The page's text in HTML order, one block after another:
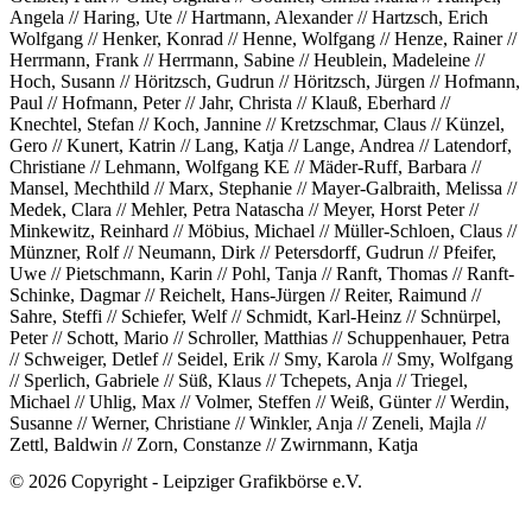
Angela // Haring, Ute // Hartmann, Alexander // Hartzsch, Erich
Wolfgang // Henker, Konrad // Henne, Wolfgang // Henze, Rainer //
Herrmann, Frank // Herrmann, Sabine // Heublein, Madeleine //
Hoch, Susann // Höritzsch, Gudrun // Höritzsch, Jürgen // Hofmann,
Paul // Hofmann, Peter // Jahr, Christa // Klauß, Eberhard //
Knechtel, Stefan // Koch, Jannine // Kretzschmar, Claus // Künzel,
Gero // Kunert, Katrin // Lang, Katja // Lange, Andrea // Latendorf,
Christiane // Lehmann, Wolfgang KE // Mäder-Ruff, Barbara //
Mansel, Mechthild // Marx, Stephanie // Mayer-Galbraith, Melissa //
Medek, Clara // Mehler, Petra Natascha // Meyer, Horst Peter //
Minkewitz, Reinhard // Möbius, Michael // Müller-Schloen, Claus //
Münzner, Rolf // Neumann, Dirk // Petersdorff, Gudrun // Pfeifer,
Uwe // Pietschmann, Karin // Pohl, Tanja // Ranft, Thomas // Ranft-
Schinke, Dagmar // Reichelt, Hans-Jürgen // Reiter, Raimund //
Sahre, Steffi // Schiefer, Welf // Schmidt, Karl-Heinz // Schnürpel,
Peter // Schott, Mario // Schroller, Matthias // Schuppenhauer, Petra
// Schweiger, Detlef // Seidel, Erik // Smy, Karola // Smy, Wolfgang
// Sperlich, Gabriele // Süß, Klaus // Tchepets, Anja // Triegel,
Michael // Uhlig, Max // Volmer, Steffen // Weiß, Günter // Werdin,
Susanne // Werner, Christiane // Winkler, Anja // Zeneli, Majla //
Zettl, Baldwin // Zorn, Constanze // Zwirnmann, Katja
© 2026 Copyright - Leipziger Grafikbörse e.V.